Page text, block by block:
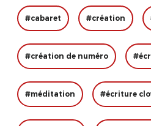
#cabaret #création
#création de numéro
#méditation #écriture